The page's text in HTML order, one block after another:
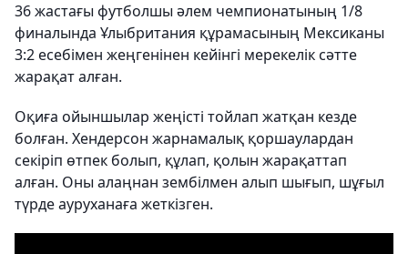
36 жастағы футболшы әлем чемпионатының 1/8
финалында Ұлыбритания құрамасының Мексиканы
3:2 есебімен жеңгенінен кейінгі мерекелік сәтте
жарақат алған.
Оқиға ойыншылар жеңісті тойлап жатқан кезде
болған. Хендерсон жарнамалық қоршаулардан
секіріп өтпек болып, құлап, қолын жарақаттап
алған. Оны алаңнан зембілмен алып шығып, шұғыл
түрде ауруханаға жеткізген.